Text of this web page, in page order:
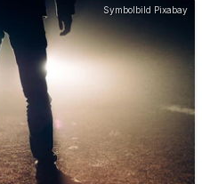
Symbolbild Pixabay